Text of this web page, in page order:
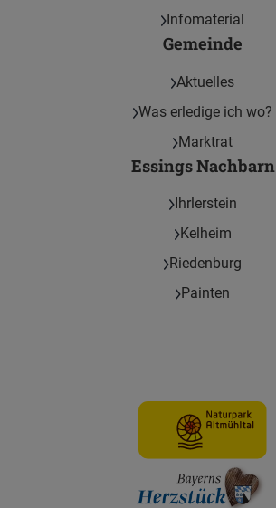
Infomaterial
Gemeinde
Aktuelles
Was erledige ich wo?
Marktrat
Essings Nachbarn
Ihrlerstein
Kelheim
Riedenburg
Painten